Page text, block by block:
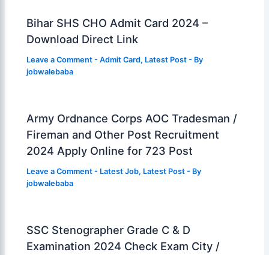
Bihar SHS CHO Admit Card 2024 –
Download Direct Link
Leave a Comment -Admit Card, Latest Post - By
jobwalebaba
Army Ordnance Corps AOC Tradesman /
Fireman and Other Post Recruitment
2024 Apply Online for 723 Post
Leave a Comment - Latest Job, Latest Post - By
jobwalebaba
SSC Stenographer Grade C & D
Examination 2024 Check Exam City /